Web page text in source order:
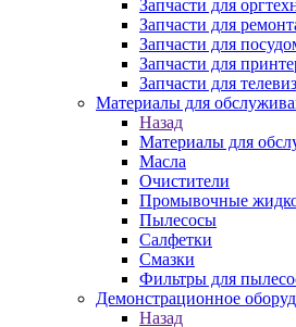
Запчасти для
Запчасти для
Запчасти для
Запчасти для
Запчасти для
Материалы для
Назад
Материалы для
Масла
Очистители
Промывочные
Пылесосы
Салфетки
Смазки
Фильтры для
Демонстрационное
Назад